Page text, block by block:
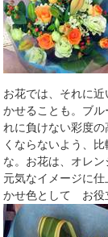
お花では、それに
かせることも。ブ
れに負けない彩度
くならないよう、
な。お花は、オレ
元気なイメージに
かせ色として お役